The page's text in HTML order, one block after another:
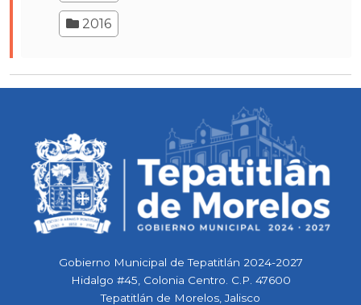
2016
Gobierno Municipal de Tepatitlán 2024-2027
Hidalgo #45, Colonia Centro. C.P. 47600
Tepatitlán de Morelos, Jalisco